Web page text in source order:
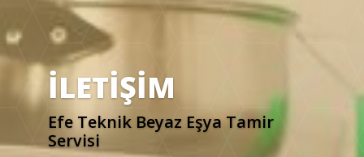
İLETİŞİM
Efe Teknik Beyaz Eşya Tamir
Servisi